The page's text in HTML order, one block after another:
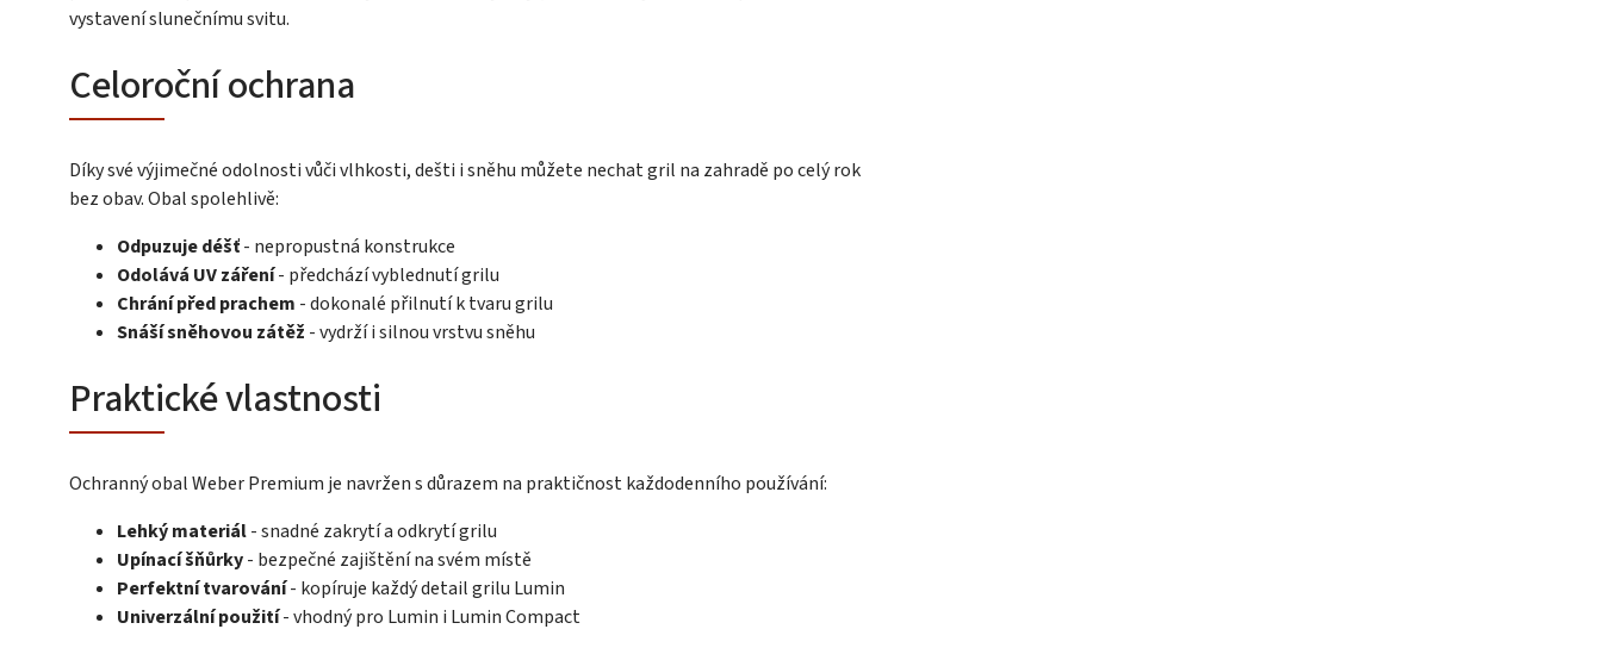
vystavení slunečnímu svitu.
Celoroční ochrana
Díky své výjimečné odolnosti vůči vlhkosti, dešti i sněhu můžete nechat gril na zahradě po celý rok
bez obav. Obal spolehlivě:
Odpuzuje déšť- nepropustná konstrukce
Odolává UV záření- předchází vyblednutí grilu
Chrání před prachem - dokonalé přilnutí k tvaru grilu
Snáší sněhovou zátěž - vydrží i silnou vrstvu sněhu
Praktické vlastnosti
Ochranný obal Weber Premium je navržen s důrazem na praktičnost každodenního používání:
Lehký materiál- snadné zakrytí a odkrytí grilu
Upínací šňůrky- bezpečné zajištění na svém místě
Perfektní tvarování- kopíruje každý detail grilu Lumin
Univerzální použití- vhodný pro Lumin i Lumin Compact